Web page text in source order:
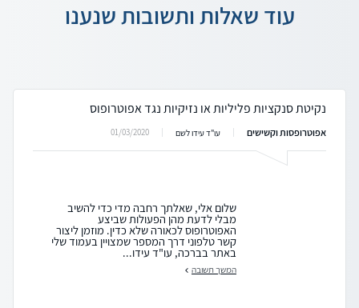
עוד שאלות ותשובות שנענו
נקיטת סנקציות פליליות או נזיקיות נגד אפוטרופוס
אפוטרופסות וקשישים עו"ד עידו לשם 01/03/2020
שלום אלי, שאלתך רחבה מדי כדי להשיב
מבלי לדעת מהן הפעולות שביצע
האפוטרופוס לכאורה שלא כדין. מוזמן ליצור
קשר טלפוני דרך המספר שמצויין בעמוד שלי
באתר בברכה, עו"ד עידו...
המשך תשובה